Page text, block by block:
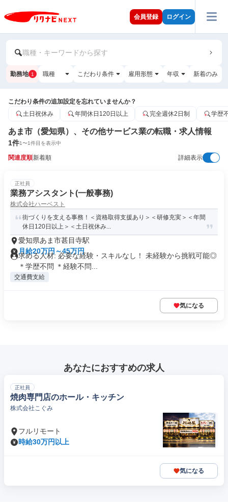
会員登録 ログイン
職種・キーワードから探す
勤務地 1 職種 こだわり条件 雇用形態 年収 新着のみ
こだわり条件の追加設定を忘れていませんか？
土日祝休み
年間休日120日以上 完全週休2日制 学歴
あま市（愛知県）、その他サービス業の転職・求人情報
1件1〜1件目を表示中
関連度順新着順 詳細表示
正社員
業務アシスタント(一般事務)
株式会社ハーベスト
街づくりを支える事務！＜資格取得支援あり＞＜研修充実＞＜年間
休日120日以上＞＜土日祝休み...
愛知県あま市甚目寺駅
月給20万円～45万円
求める人材: 必要な経験・スキルなし！ 未経験から挑戦可能◎
＊学歴不問 ＊経験不問...
交通費支給
気になる
あなたにおすすめの求人
正社員
焼肉専門店のホール・キッチン
株式会社こぐみ
フルリモート
時給30万円以上
気になる